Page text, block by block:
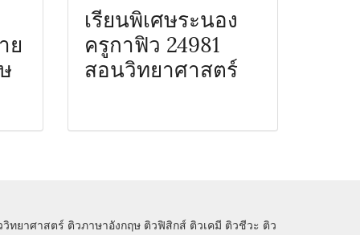
ย
เรียนพิเศษระนอง
ครูกาฟิว 24981
สอนวิทยาศาสตร์
วิทยาศาสตร์ ติวภาษาอังกฤษ ติวฟิสิกส์ ติวเคมี ติวชีวะ ติว